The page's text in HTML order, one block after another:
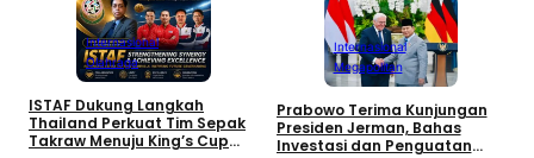
Internasional
Olahraga
ISTAF Dukung Langkah
Thailand Perkuat Tim Sepak
Takraw Menuju King’s Cup
Internasional
Megapolitan
Prabowo Terima Kunjungan
Presiden Jerman, Bahas
Investasi dan Penguatan